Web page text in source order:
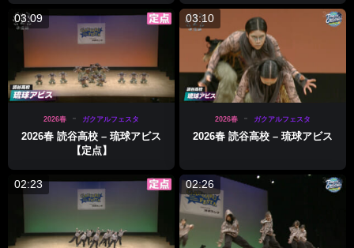
03:09
2026春 ガクアルフェスタ
2026春 読谷高校 – 琉球アビス
【定点】
03:10
2026春 ガクアルフェスタ
2026春 読谷高校 – 琉球アビス
02:23 02:26